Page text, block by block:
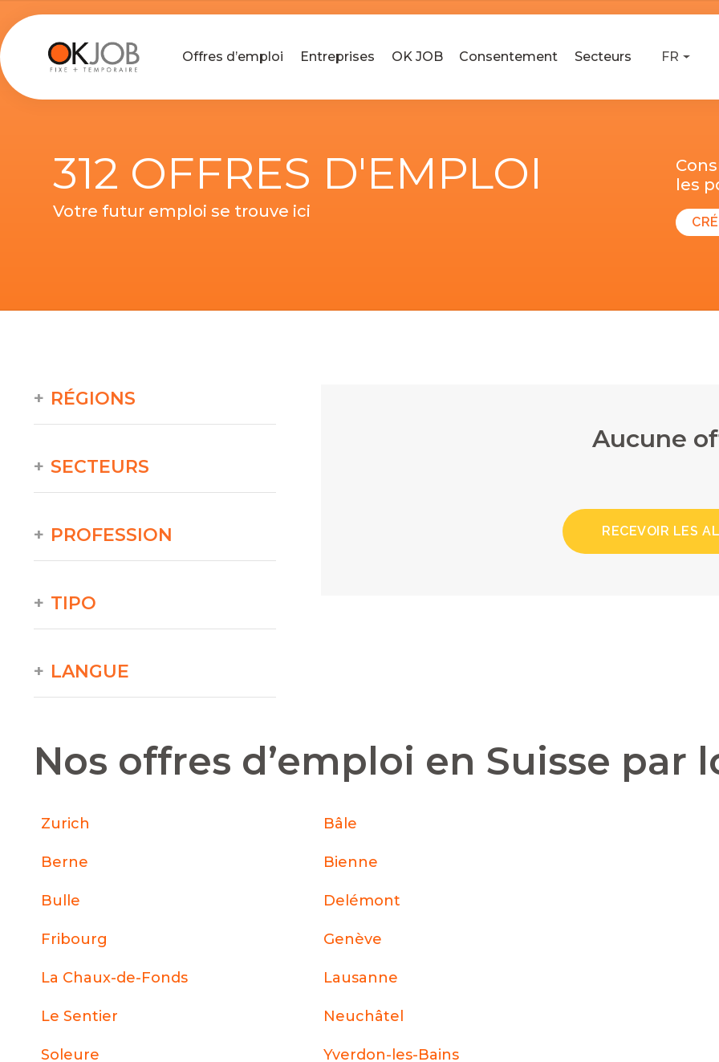
Offres d’emploi Entreprises OK JOB Consentement Secteurs FR
312 OFFRES D'EMPLOI
Votre futur emploi se trouve ici
les
Aucune
RECEVOIR LES
RÉGIONS
SECTEURS
PROFESSION
TIPO
LANGUE
Nos offres d’emploi en Suisse par
Zurich Bâle
Berne Bienne
Bulle Delémont
Fribourg Genève
La Chaux-de-Fonds Lausanne
Le Sentier Neuchâtel
Soleure Yverdon-les-Bains